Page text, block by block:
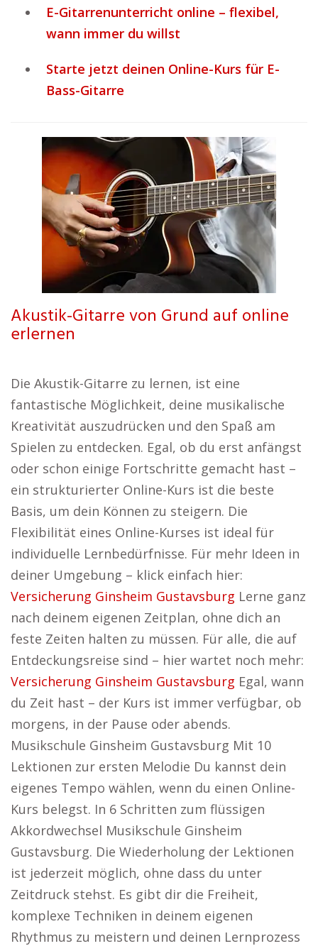
E-Gitarrenunterricht online – flexibel,
wann immer du willst
Starte jetzt deinen Online-Kurs für E-
Bass-Gitarre
Akustik-Gitarre von Grund auf online
erlernen
Die Akustik-Gitarre zu lernen, ist eine
fantastische Möglichkeit, deine musikalische
Kreativität auszudrücken und den Spaß am
Spielen zu entdecken. Egal, ob du erst anfängst
oder schon einige Fortschritte gemacht hast –
ein strukturierter Online-Kurs ist die beste
Basis, um dein Können zu steigern. Die
Flexibilität eines Online-Kurses ist ideal für
individuelle Lernbedürfnisse. Für mehr Ideen in
deiner Umgebung – klick einfach hier:
Versicherung Ginsheim Gustavsburg Lerne ganz
nach deinem eigenen Zeitplan, ohne dich an
feste Zeiten halten zu müssen. Für alle, die auf
Entdeckungsreise sind – hier wartet noch mehr:
Versicherung Ginsheim Gustavsburg Egal, wann
du Zeit hast – der Kurs ist immer verfügbar, ob
morgens, in der Pause oder abends.
Musikschule Ginsheim Gustavsburg Mit 10
Lektionen zur ersten Melodie Du kannst dein
eigenes Tempo wählen, wenn du einen Online-
Kurs belegst. In 6 Schritten zum flüssigen
Akkordwechsel Musikschule Ginsheim
Gustavsburg. Die Wiederholung der Lektionen
ist jederzeit möglich, ohne dass du unter
Zeitdruck stehst. Es gibt dir die Freiheit,
komplexe Techniken in deinem eigenen
Rhythmus zu meistern und deinen Lernprozess